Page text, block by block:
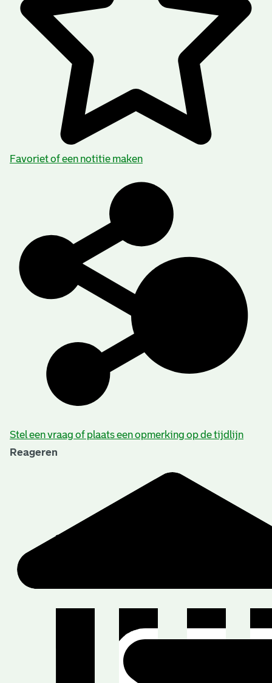
Favoriet of een notitie maken
Stel een vraag of plaats een opmerking op de tijdlijn
Reageren